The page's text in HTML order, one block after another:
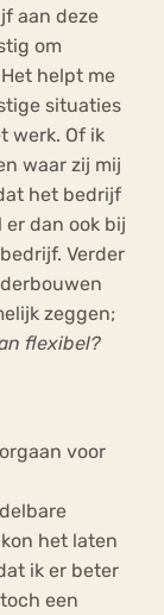
aan deze
om
helpt me
situaties
werk. Of ik
waar zij mij
het bedrijf
dan ook bij
Verder
zeggen;
flexibel?
voor
het laten
ik er beter
een